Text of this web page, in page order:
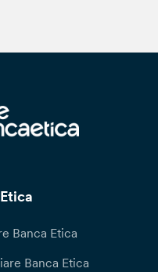
Banca Etica
Banca Etica